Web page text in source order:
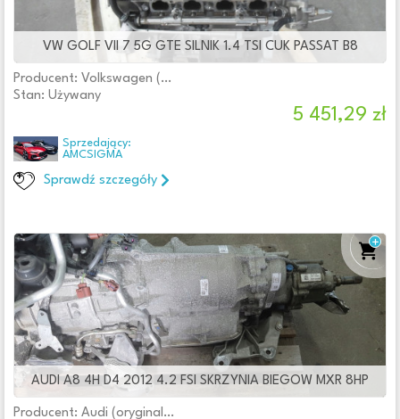
VW GOLF VII 7 5G GTE SILNIK 1.4 TSI CUK PASSAT B8
Producent: Volkswagen (oryginalne OE)
Stan: Używany
5 451,29 zł
Sprzedający:
AMCSIGMA
Sprawdź szczegóły
AUDI A8 4H D4 2012 4.2 FSI SKRZYNIA BIEGOW MXR 8HP
Producent: Audi (oryginalne OE)